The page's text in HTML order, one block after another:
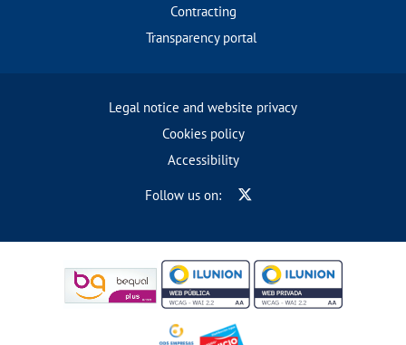
Contracting
Transparency portal
Legal notice and website privacy
Cookies policy
Accessibility
Follow us on: